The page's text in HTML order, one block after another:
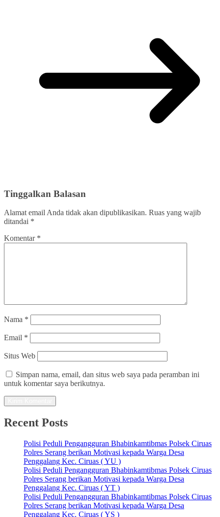
Tinggalkan Balasan
Alamat email Anda tidak akan dipublikasikan. Ruas yang wajib
ditandai *
Komentar *
Nama *
Email *
Situs Web
Simpan nama, email, dan situs web saya pada peramban ini
untuk komentar saya berikutnya.
Recent Posts
Polisi Peduli Pengangguran Bhabinkamtibmas Polsek Ciruas
Polres Serang berikan Motivasi kepada Warga Desa
Penggalang Kec. Ciruas ( YU )
Polisi Peduli Pengangguran Bhabinkamtibmas Polsek Ciruas
Polres Serang berikan Motivasi kepada Warga Desa
Penggalang Kec. Ciruas ( YT )
Polisi Peduli Pengangguran Bhabinkamtibmas Polsek Ciruas
Polres Serang berikan Motivasi kepada Warga Desa
Penggalang Kec. Ciruas ( YS )